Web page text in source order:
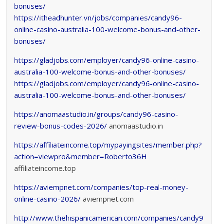
bonuses/
https://itheadhunter.vn/jobs/companies/candy96-
online-casino-australia-100-welcome-bonus-and-other-
bonuses/
https://gladjobs.com/employer/candy96-online-casino-
australia-100-welcome-bonus-and-other-bonuses/
https://gladjobs.com/employer/candy96-online-casino-
australia-100-welcome-bonus-and-other-bonuses/
https://anomaastudio.in/groups/candy96-casino-
review-bonus-codes-2026/ anomaastudio.in
https://affiliateincome.top/mypayingsites/member.php?
action=viewpro&member=Roberto36H
affiliateincome.top
https://aviempnet.com/companies/top-real-money-
online-casino-2026/ aviempnet.com
http://www.thehispanicamerican.com/companies/candy9